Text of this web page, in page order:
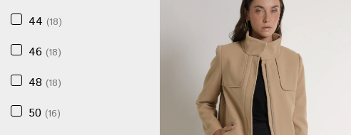
44 (18)
46 (18)
48 (18)
50 (16)